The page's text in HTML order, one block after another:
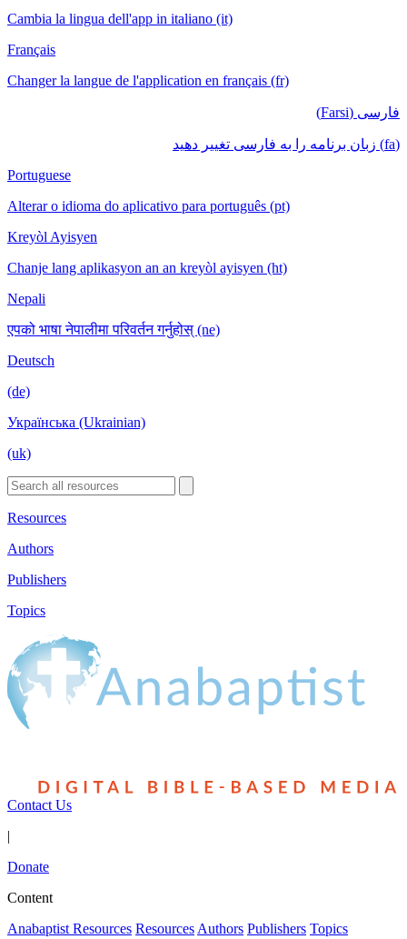
Cambia la lingua dell'app in italiano (it)
Français
Changer la langue de l'application en français (fr)
فارسی (Farsi)
(fa) زبان برنامه را به فارسی تغییر دهید
Portuguese
Alterar o idioma do aplicativo para português (pt)
Kreyòl Ayisyen
Chanje lang aplikasyon an an kreyòl ayisyen (ht)
Nepali
एपको भाषा नेपालीमा परिवर्तन गर्नुहोस् (ne)
Deutsch
(de)
Українська (Ukrainian)
(uk)
Resources
Authors
Publishers
Topics
Contact Us
|
Donate
Content
Anabaptist Resources Resources Authors Publishers Topics